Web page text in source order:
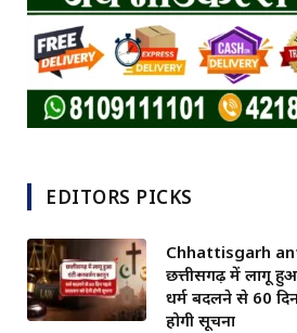
EDITORS PICKS
Chhattisgarh
छत्तीसगढ़ में लागू
धर्म बदलने से 60
होगी सूचना